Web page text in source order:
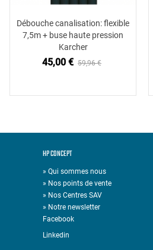
Ajouter au panier
Débouche canalisation: flexible
7,5m + buse haute pression
Karcher
45,00 € 59,96 €
HP CONCEPT
» Qui sommes nous
» Nos points de vente
» Nos Centres SAV
» Notre newsletter
Facebook
Linkedin